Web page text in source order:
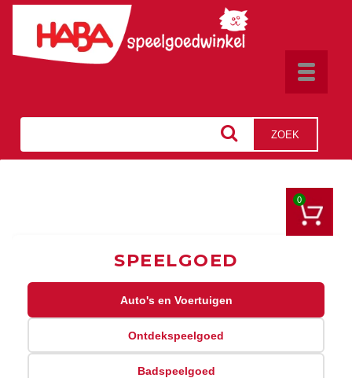
Toggle
ZOEK
0
SPEELGOED
Auto's en Voertuigen
Ontdekspeelgoed
Badspeelgoed